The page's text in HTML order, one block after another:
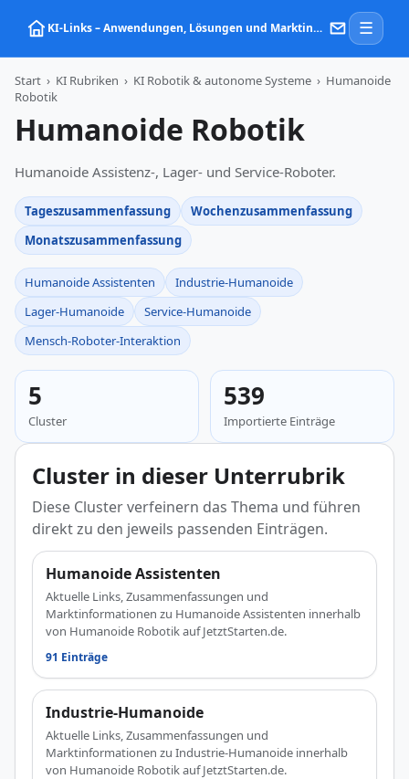
KI‑Links – Anwendungen, Lösungen und Marktinformationen zu Künstlicher Intelligenz ☰
Start › KI Rubriken › KI Robotik & autonome Systeme › Humanoide
Robotik
Humanoide Robotik
Humanoide Assistenz-, Lager- und Service-Roboter.
Tageszusammenfassung
Wochenzusammenfassung
Monatszusammenfassung
Humanoide Assistenten
Industrie-Humanoide
Lager-Humanoide
Service-Humanoide
Mensch-Roboter-Interaktion
5
Cluster
539
Importierte Einträge
Cluster in dieser Unterrubrik
Diese Cluster verfeinern das Thema und führen
direkt zu den jeweils passenden Einträgen.
Humanoide Assistenten
Aktuelle Links, Zusammenfassungen und
Marktinformationen zu Humanoide Assistenten innerhalb
von Humanoide Robotik auf JetztStarten.de.
91 Einträge
Industrie-Humanoide
Aktuelle Links, Zusammenfassungen und
Marktinformationen zu Industrie-Humanoide innerhalb
von Humanoide Robotik auf JetztStarten.de.